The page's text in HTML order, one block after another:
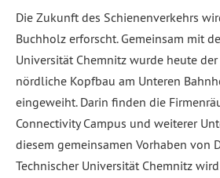
Die Zukunft des Schienenverkehrs
Buchholz erforscht. Gemeinsam mit
Universität Chemnitz wurde heute
nördliche Kopfbau am Unteren
eingeweiht. Darin finden die
Connectivity Campus und weiterer
diesem gemeinsamen Vorhaben von
Technischer Universität Chemnitz